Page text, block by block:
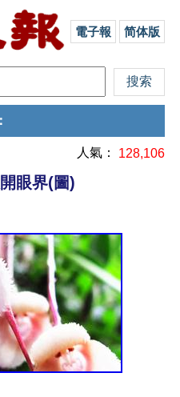
電子報 简体版
：
人氣： 128,106
眼界(圖)